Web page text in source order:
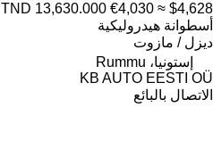
TND 13,630.000 €4,030 ≈ $4,628
أسطوانة هيدروليكية
ديزل / مازوت
إستونيا، Rummu
KB AUTO EESTI OÜ
الاتصال بالبائع